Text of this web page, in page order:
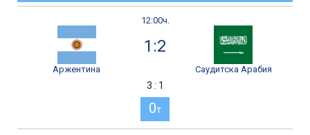
12:00ч.
Аржентина
1:2
Саудитска Арабия
3 : 1
0т